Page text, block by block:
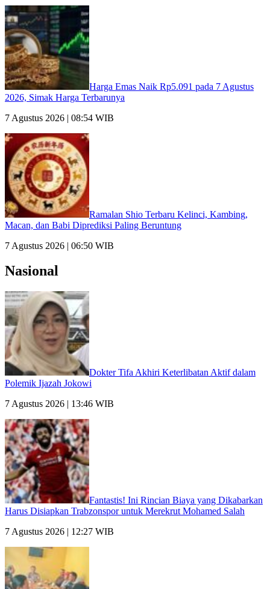
Harga Emas Naik Rp5.091 pada 7 Agustus
2026, Simak Harga Terbarunya
7 Agustus 2026 | 08:54 WIB
Ramalan Shio Terbaru Kelinci, Kambing,
Macan, dan Babi Diprediksi Paling Beruntung
7 Agustus 2026 | 06:50 WIB
Nasional
Dokter Tifa Akhiri Keterlibatan Aktif dalam
Polemik Ijazah Jokowi
7 Agustus 2026 | 13:46 WIB
Fantastis! Ini Rincian Biaya yang Dikabarkan
Harus Disiapkan Trabzonspor untuk Merekrut Mohamed Salah
7 Agustus 2026 | 12:27 WIB